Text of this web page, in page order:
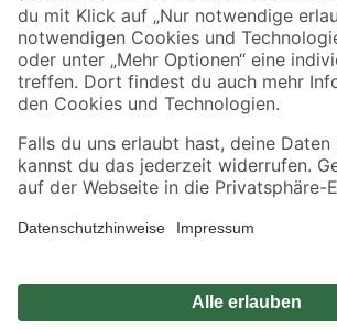
Jetzt die toom-App herunterladen
Alle Preisangaben in EUR inkl. gesetzl. MwSt.. Die
Umständen nicht in allen Märkten verfügbar. Die angegebenen
Produkte nur solange der Vorrat reicht.
*Paketversand ab 59 € versandkostenfrei, gilt nicht für Artikel
Privatsphäre Impressum
Nutzungsbedingungen
Widerrufsrecht Vertrag